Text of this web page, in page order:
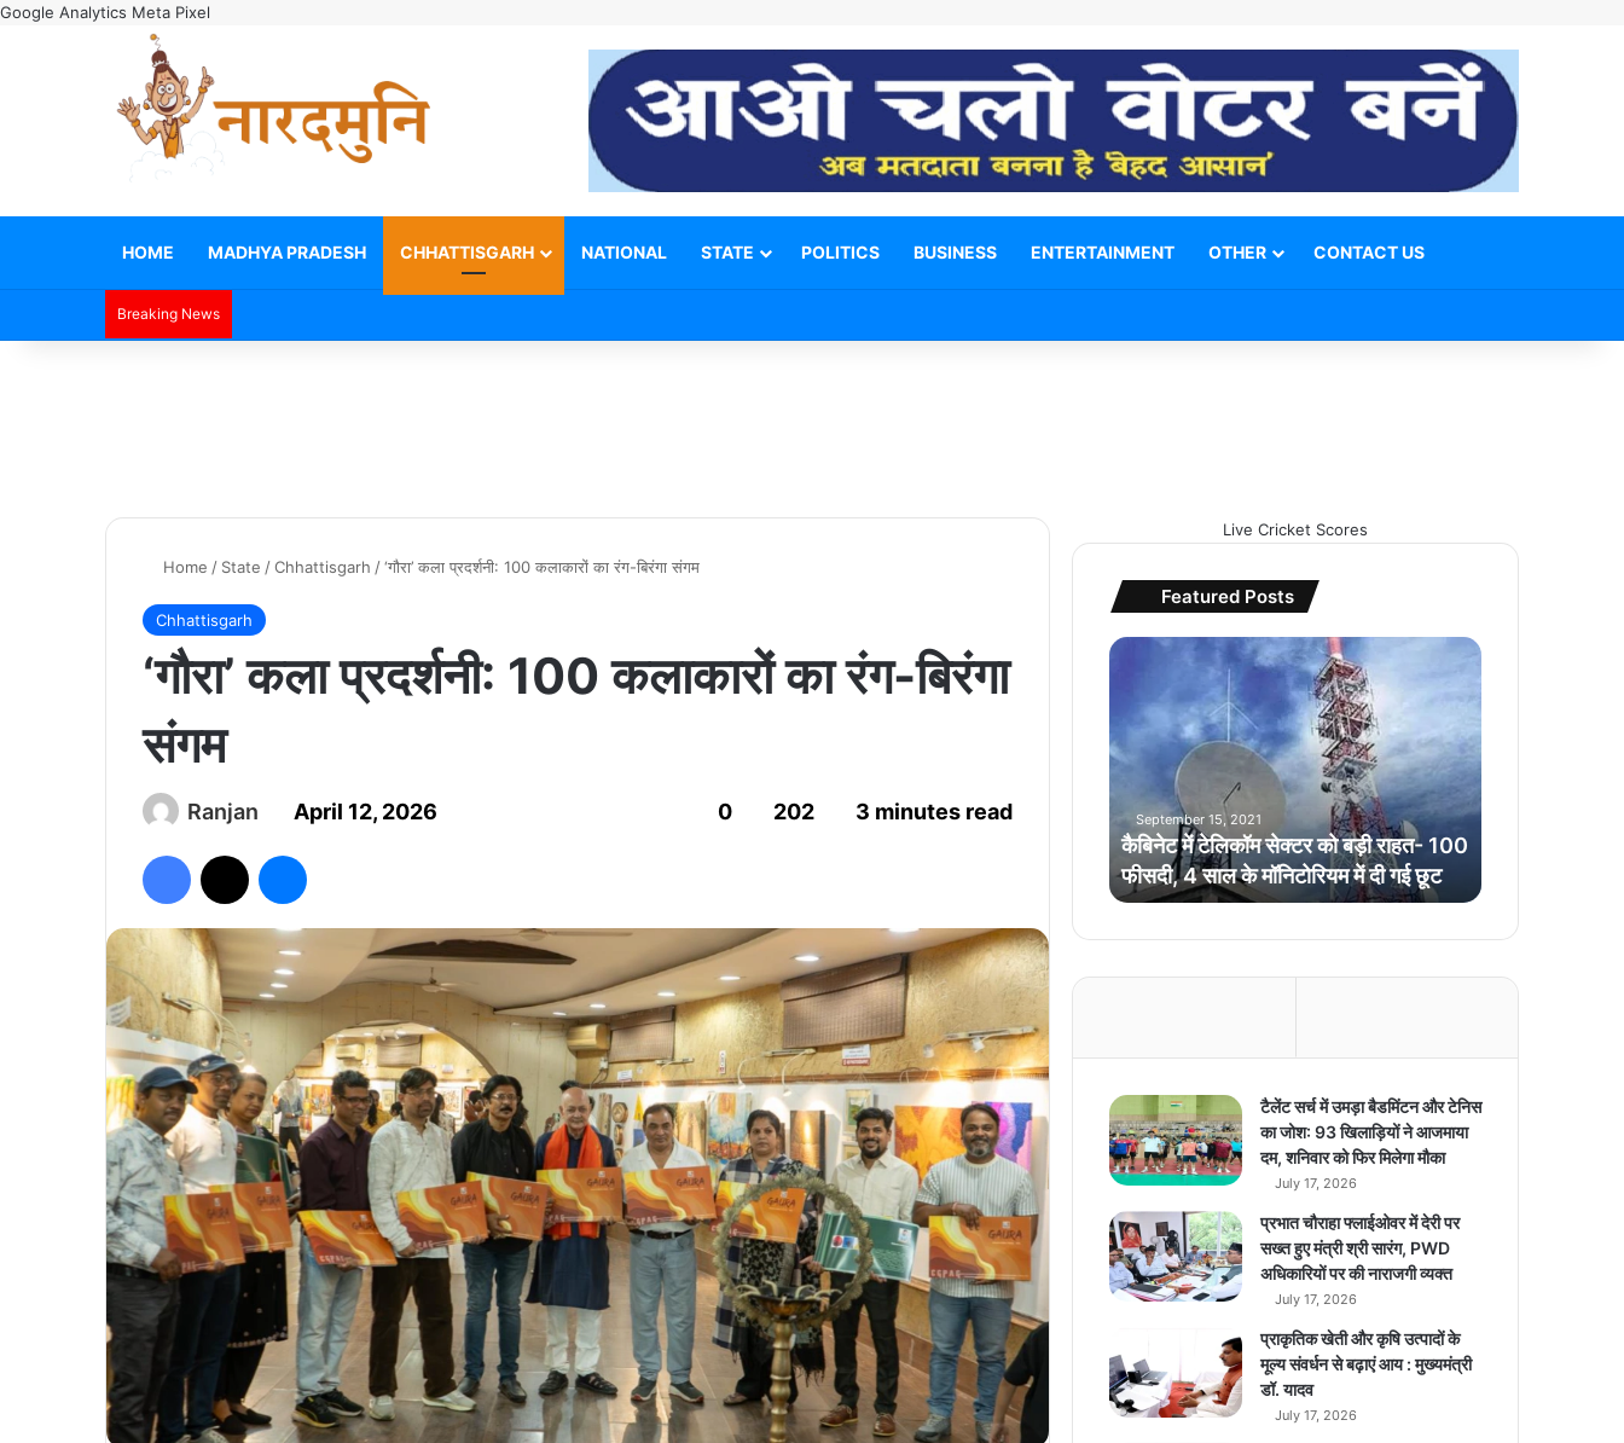
Google Analytics Meta Pixel
HOME MADHYA PRADESH CHHATTISGARH NATIONAL STATE POLITICS BUSINESS ENTERTAINMENT OTHER CONTACT US
Breaking News
Home / State /Chhattisgarh /‘गौरा’ कला प्रदर्शनी: 100 कलाकारों का रंग-बिरंगा संगम
Chhattisgarh
‘गौरा’ कला प्रदर्शनी: 100 कलाकारों का रंग-बिरंगा
संगम
Ranjan April 12, 2026 0 202 3 minutes read
Live Cricket Scores
Featured Posts
कै
में
लि
से
क्ट
ब
ह
-
1
0
0
फी
स
दी
,
ल
के
मॉ
September 15, 2021
कैबिनेट में टेलिकॉम सेक्टर को बड़ी राहत- 100
फीसदी, 4 साल के मॉनिटोरियम में दी गई छूट
टैलेंट सर्च में उमड़ा बैडमिंटन और टेनिस
का जोश: 93 खिलाड़ियों ने आजमाया
दम, शनिवार को फिर मिलेगा मौका
July 17, 2026
प्रभात चौराहा फ्लाईओवर में देरी पर
सख्त हुए मंत्री श्री सारंग, PWD
अधिकारियों पर की नाराजगी व्यक्त
July 17, 2026
प्राकृतिक खेती और कृषि उत्पादों के
मूल्य संवर्धन से बढ़ाएं आय : मुख्यमंत्री
डॉ. यादव
July 17, 2026